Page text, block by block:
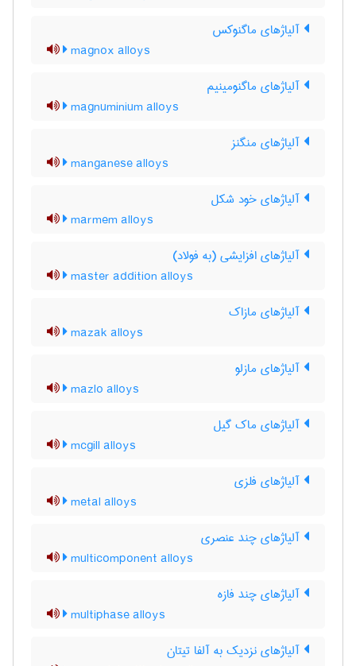
آلیاژهای ماگنوکس
magnox alloys
آلیاژهای ماگنومینیم
magnuminium alloys
آلیاژهای منگنز
manganese alloys
آلیاژهای خود شکل
marmem alloys
آلیاژهای افزایشی (به فولاد)
master addition alloys
آلیاژهای مازاک
mazak alloys
آلیاژهای مازلو
mazlo alloys
آلیاژهای ماک گیل
mcgill alloys
آلیاژهای فلزی
metal alloys
آلیاژهای چند عنصری
multicomponent alloys
آلیاژهای چند فازه
multiphase alloys
آلیاژهای نزدیک به آلفا تیتان